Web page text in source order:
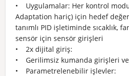
• Uygulamalar: Her kontrol
Adaptation hariç) için hedef değer
tanımlı PID işletiminde sıcaklık,
sensör için sensör girişleri
• 2x dijital giriş:
• Gerilimsiz kumanda girişleri
• Parametrelenebilir işlevler: